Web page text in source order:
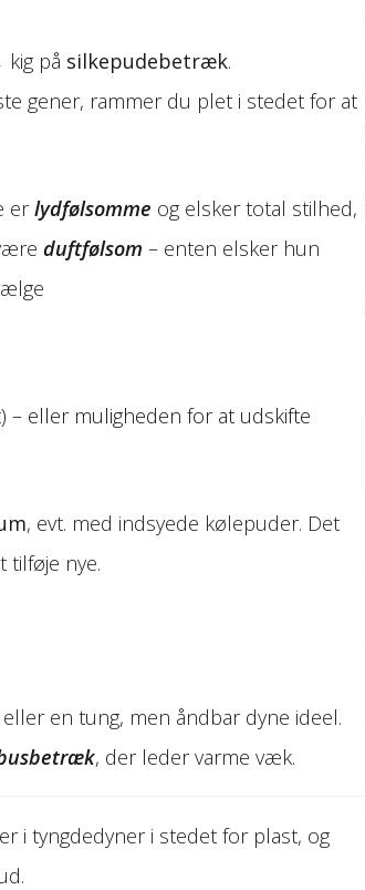
på silkepudebetræk.
gener, rammer du plet i stedet for at
erlydfølsomme og elsker total stilhed,
duftfølsom – enten elsker hun
– eller muligheden for at udskifte
, evt. med indsyede kølepuder. Det
tilføje nye.
eller en tung, men åndbar dyne ideel.
, der leder varme væk.
i tyngdedyner i stedet for plast, og